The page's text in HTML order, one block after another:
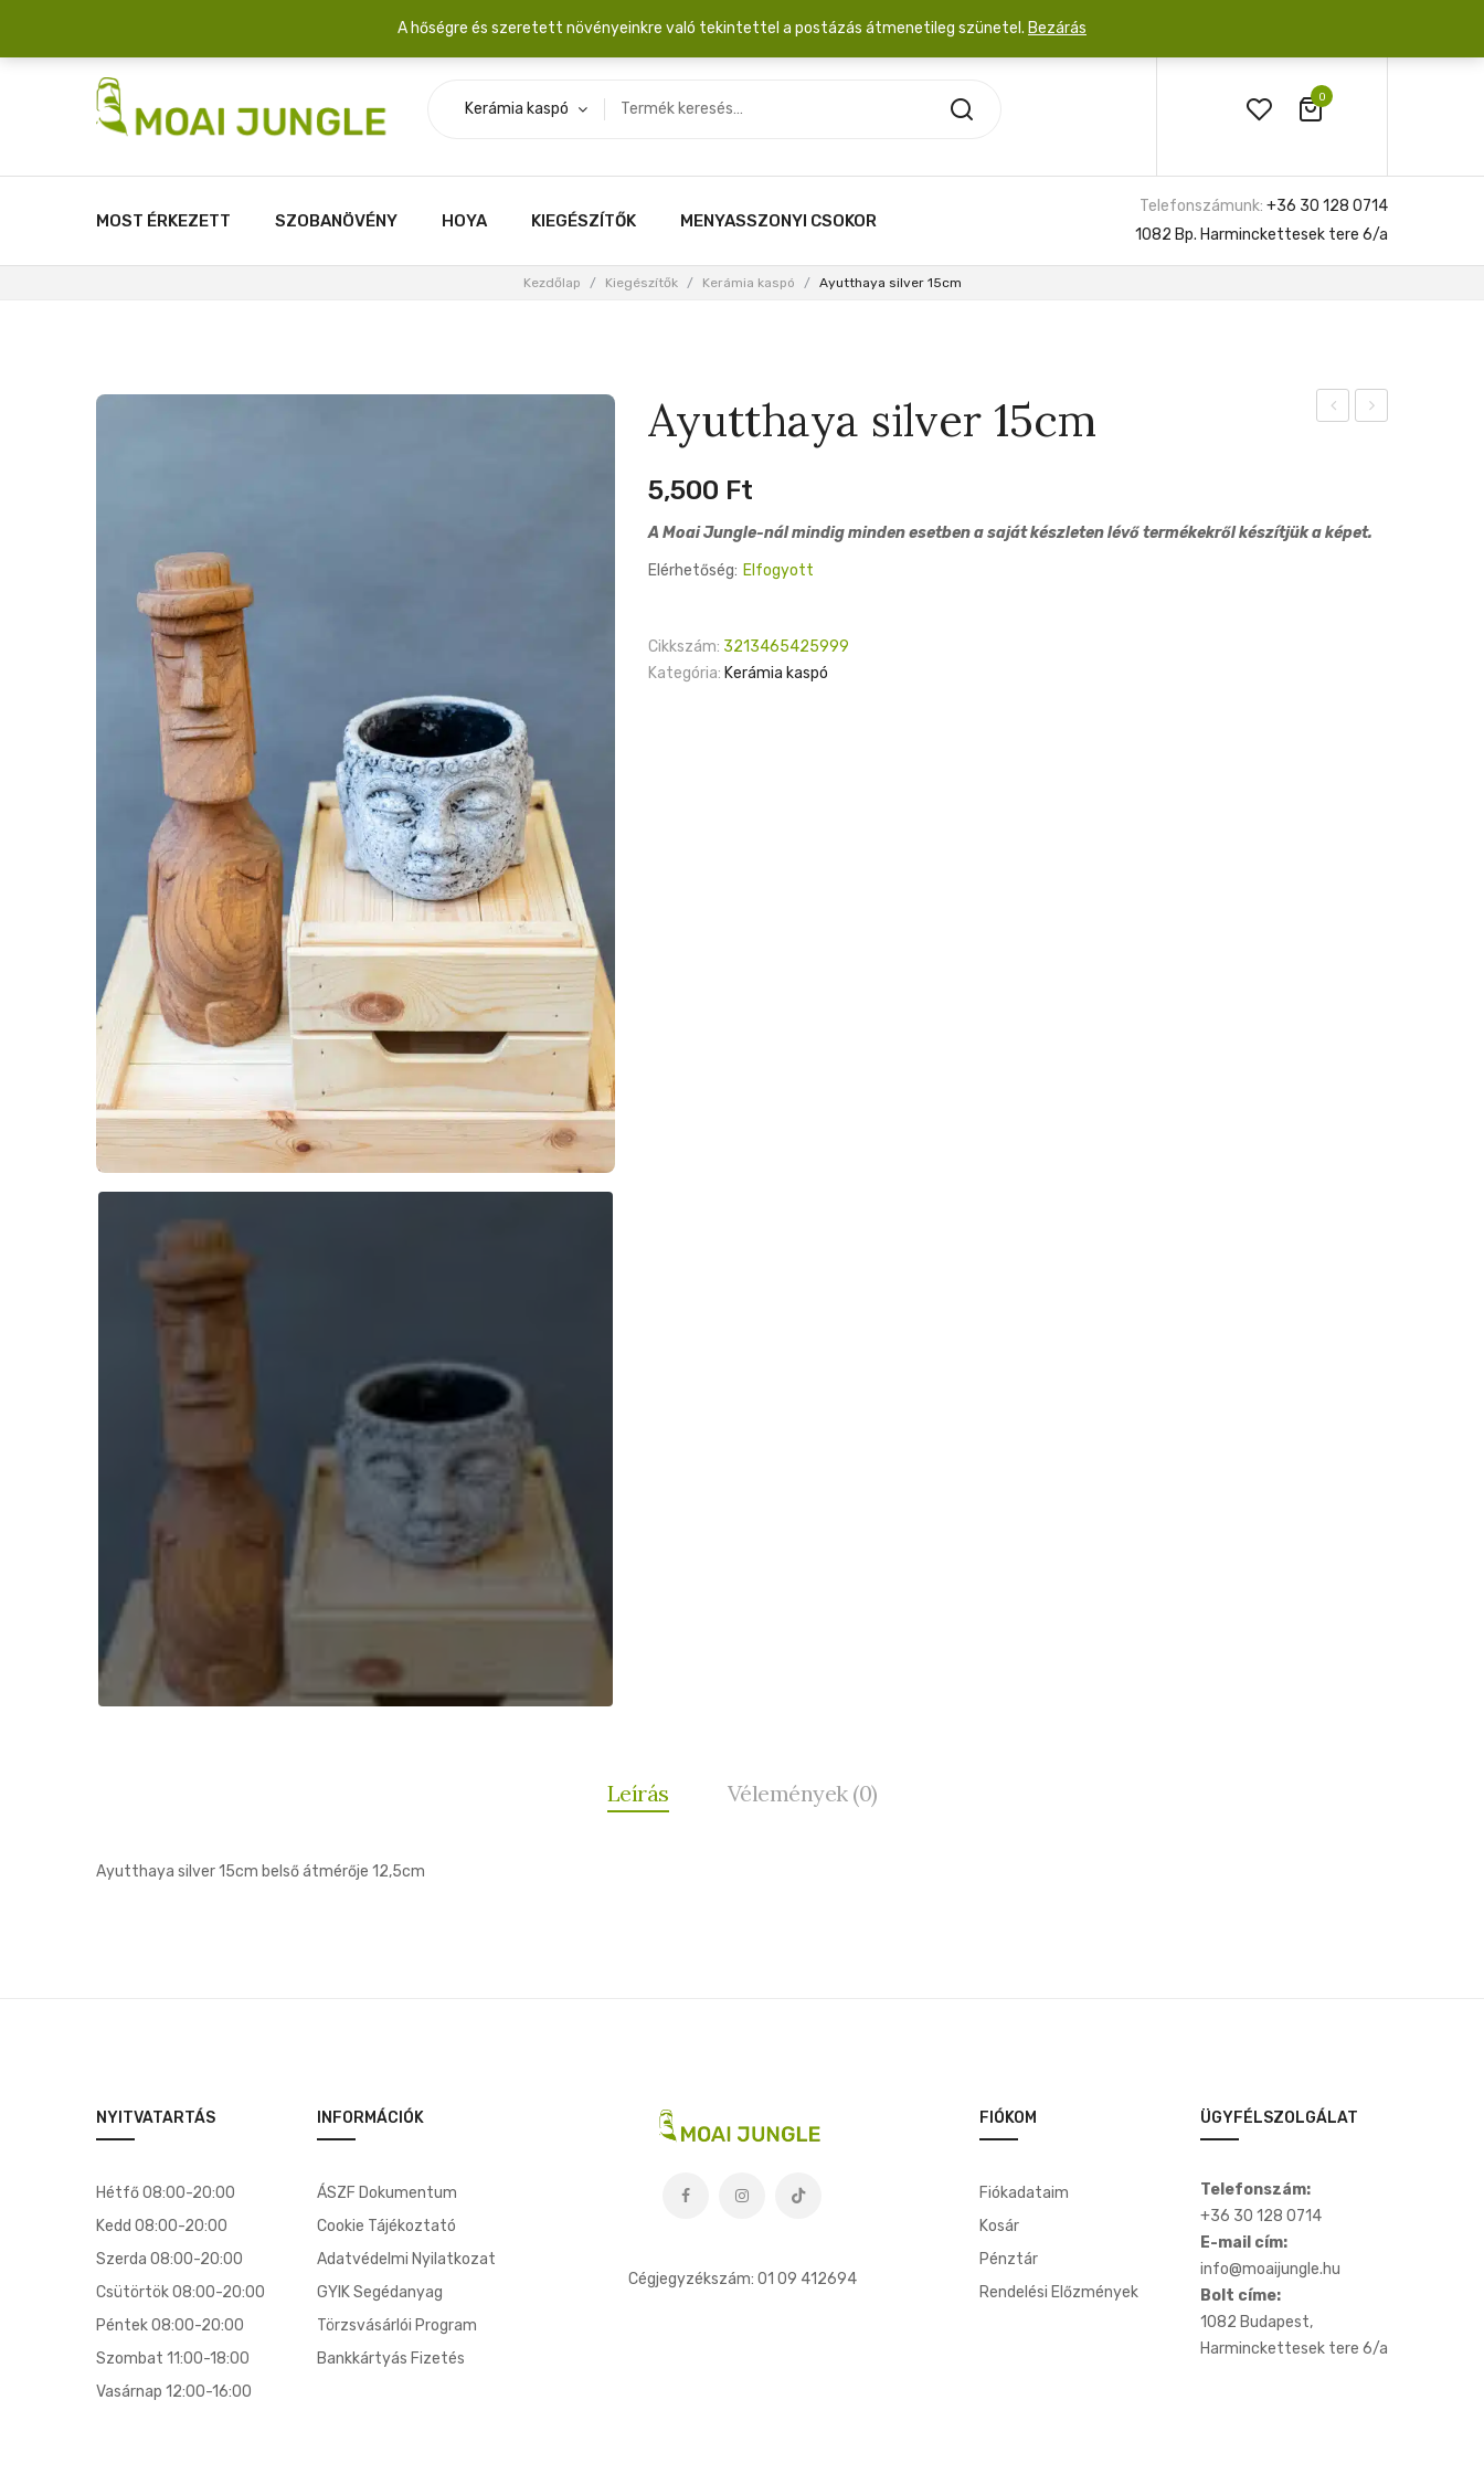
Szállítási díj: 2.200 Ft/csomag átlagosan 3-5 növény fér egy dobozba. 20.000 Ft érték felett INGYEN posta!
0
Kerámia kaspó
MOST ÉRKEZETT SZOBANÖVÉNY HOYA KIEGÉSZÍTŐK MENYASSZONYI CSOKOR
Telefonszámunk: +36 30 128 0714
1082 Bp. Harminckettesek tere 6/a
Kezdőlap / Kiegészítők / Kerámia kaspó / Ayutthaya silver 15cm
Ayutthaya silver 15cm
5,500 Ft
A Moai Jungle-nál mindig minden esetben a saját készleten lévő termékekről készítjük a képet.
Elérhetőség: Elfogyott
Cikkszám: 3213465425999
Kategória: Kerámia kaspó
Leírás Vélemények (0)
Ayutthaya silver 15cm belső átmérője 12,5cm
NYITVATARTÁS
Hétfő 08:00-20:00
Kedd 08:00-20:00
Szerda 08:00-20:00
Csütörtök 08:00-20:00
Péntek 08:00-20:00
Szombat 11:00-18:00
Vasárnap 12:00-16:00
INFORMÁCIÓK
ÁSZF Dokumentum
Cookie Tájékoztató
Adatvédelmi Nyilatkozat
GYIK Segédanyag
Törzsvásárlói Program
Bankkártyás Fizetés
Cégjegyzékszám: 01 09 412694
FIÓKOM
Fiókadataim
Kosár
Pénztár
Rendelési Előzmények
ÜGYFÉLSZOLGÁLAT
Telefonszám:
+36 30 128 0714
E-mail cím:
info@moaijungle.hu
Bolt címe:
1082 Budapest,
Harminckettesek tere 6/a
A hőségre és szeretett növényeinkre való tekintettel a postázás átmenetileg szünetel. Bezárás